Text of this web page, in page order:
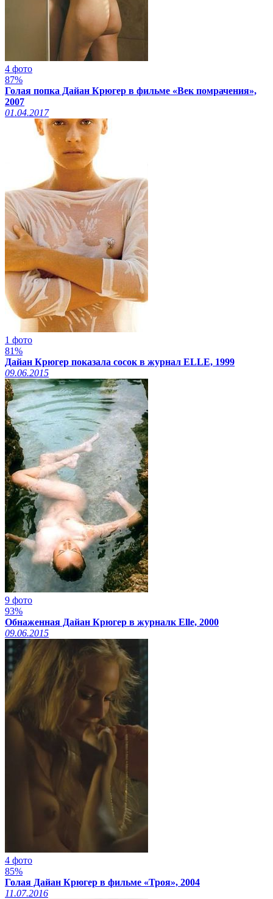
4 фото
87%
Голая попка Дайан Крюгер в фильме «Век помрачения»,
2007
01.04.2017
1 фото
81%
Дайан Крюгер показала сосок в журнал ELLE, 1999
09.06.2015
9 фото
93%
Обнаженная Дайан Крюгер в журналк Elle, 2000
09.06.2015
4 фото
85%
Голая Дайан Крюгер в фильме «Троя», 2004
11.07.2016